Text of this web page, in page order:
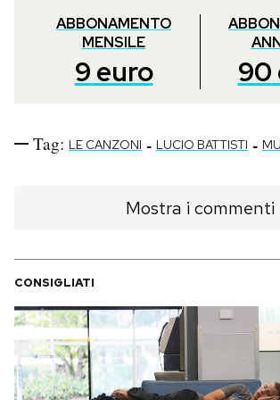
ABBONAMENTO
MENSILE
9 euro 90
Tag: LE CANZONI - LUCIO BATTISTI -
Mostra i commenti
CONSIGLIATI